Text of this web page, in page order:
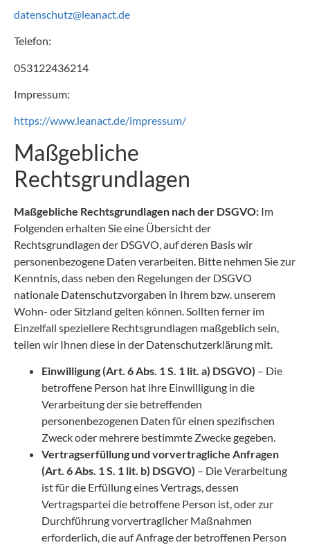
datenschutz@leanact.de
Telefon:
053122436214
Impressum:
https://www.leanact.de/impressum/
Maßgebliche
Rechtsgrundlagen
Maßgebliche Rechtsgrundlagen nach der DSGVO: Im
Folgenden erhalten Sie eine Übersicht der
Rechtsgrundlagen der DSGVO, auf deren Basis wir
personenbezogene Daten verarbeiten. Bitte nehmen Sie zur
Kenntnis, dass neben den Regelungen der DSGVO
nationale Datenschutzvorgaben in Ihrem bzw. unserem
Wohn- oder Sitzland gelten können. Sollten ferner im
Einzelfall speziellere Rechtsgrundlagen maßgeblich sein,
teilen wir Ihnen diese in der Datenschutzerklärung mit.
Einwilligung (Art. 6 Abs. 1 S. 1 lit. a) DSGVO) – Die
betroffene Person hat ihre Einwilligung in die
Verarbeitung der sie betreffenden
personenbezogenen Daten für einen spezifischen
Zweck oder mehrere bestimmte Zwecke gegeben.
Vertragserfüllung und vorvertragliche Anfragen
(Art. 6 Abs. 1 S. 1 lit. b) DSGVO) – Die Verarbeitung
ist für die Erfüllung eines Vertrags, dessen
Vertragspartei die betroffene Person ist, oder zur
Durchführung vorvertraglicher Maßnahmen
erforderlich, die auf Anfrage der betroffenen Person